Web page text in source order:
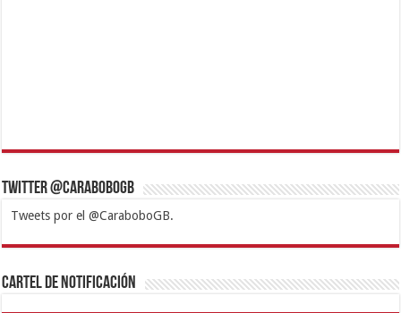
Twitter @CaraboboGB
Tweets por el @CaraboboGB.
1xbetBetturkeyBetistKralbetSupertotobetTipobetMatadorbetMariobet
https://mvbcasino.com/
Cartel de Notificación